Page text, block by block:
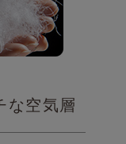
な空気層